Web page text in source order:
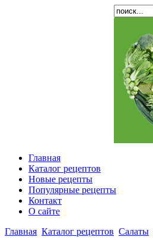
Главная
Каталог рецептов
Новые рецепты
Популярные рецепты
Контакт
О сайте
Главная Каталог рецептов Салаты